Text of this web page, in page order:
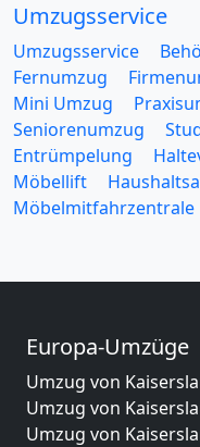
Umzugsservice
Umzugsservice
Fernumzug
Mini Umzug
Seniorenumzug
Entrümpelung
Möbellift
Möbelmitfahrzentrale
Europa-Umzüge
Umzug von
Umzug von
Umzug von